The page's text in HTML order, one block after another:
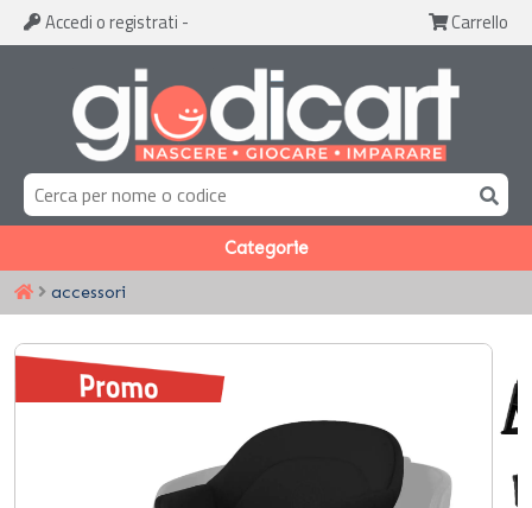
Accedi o registrati - Carrello
Categorie
accessori